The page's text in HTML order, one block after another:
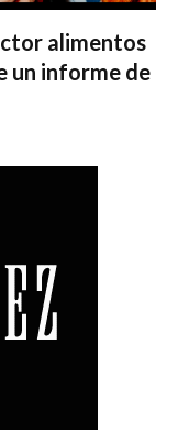
alimentos
un informe de